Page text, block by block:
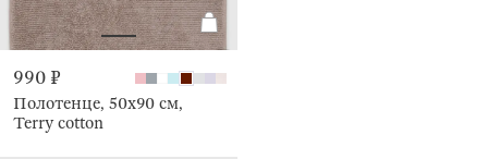
990 ₽
Полотенце, 50х90 см,
Terry cotton